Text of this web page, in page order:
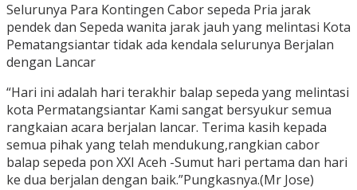
Selurunya Para Kontingen Cabor sepeda Pria jarak
pendek dan Sepeda wanita jarak jauh yang melintasi Kota
Pematangsiantar tidak ada kendala selurunya Berjalan
dengan Lancar
“Hari ini adalah hari terakhir balap sepeda yang melintasi
kota Permatangsiantar Kami sangat bersyukur semua
rangkaian acara berjalan lancar. Terima kasih kepada
semua pihak yang telah mendukung,rangkian cabor
balap sepeda pon XXI Aceh -Sumut hari pertama dan hari
ke dua berjalan dengan baik.”Pungkasnya.(Mr Jose)